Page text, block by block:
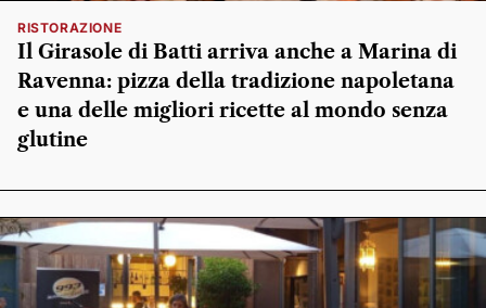
RISTORAZIONE
Il Girasole di Batti arriva anche a Marina di
Ravenna: pizza della tradizione napoletana
e una delle migliori ricette al mondo senza
glutine